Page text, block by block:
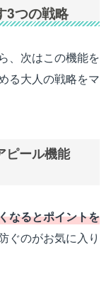
3つの戦略
、次はこの機能を
る大人の戦略をマ
ピール機能
なるとポイントを
ぐのがお気に入り